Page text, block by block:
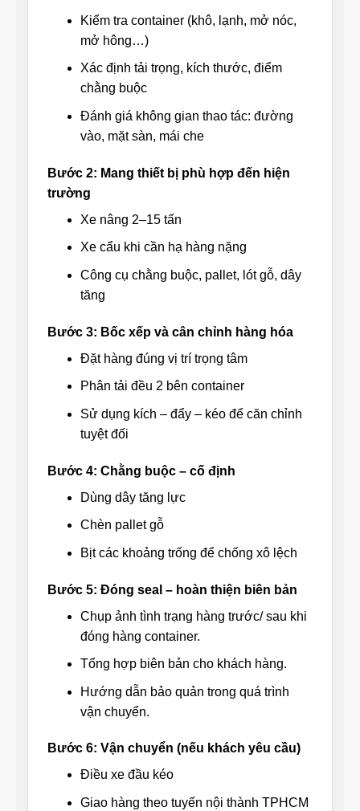
Kiểm tra container (khô, lạnh, mở nóc,
mở hông…)
Xác định tải trọng, kích thước, điểm
chằng buộc
Đánh giá không gian thao tác: đường
vào, mặt sàn, mái che
Bước 2: Mang thiết bị phù hợp đến hiện
trường
Xe nâng 2–15 tấn
Xe cẩu khi cần hạ hàng nặng
Công cụ chằng buộc, pallet, lót gỗ, dây
tăng
Bước 3: Bốc xếp và cân chỉnh hàng hóa
Đặt hàng đúng vị trí trọng tâm
Phân tải đều 2 bên container
Sử dụng kích – đẩy – kéo để căn chỉnh
tuyệt đối
Bước 4: Chằng buộc – cố định
Dùng dây tăng lực
Chèn pallet gỗ
Bịt các khoảng trống để chống xô lệch
Bước 5: Đóng seal – hoàn thiện biên bản
Chụp ảnh tình trạng hàng trước/ sau khi
đóng hàng container.
Tổng hợp biên bản cho khách hàng.
Hướng dẫn bảo quản trong quá trình
vận chuyển.
Bước 6: Vận chuyển (nếu khách yêu cầu)
Điều xe đầu kéo
Giao hàng theo tuyến nội thành TPHCM